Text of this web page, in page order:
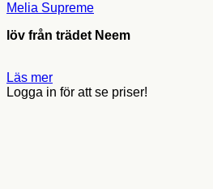
Melia Supreme
löv från trädet Neem
Läs mer
Logga in för att se priser!